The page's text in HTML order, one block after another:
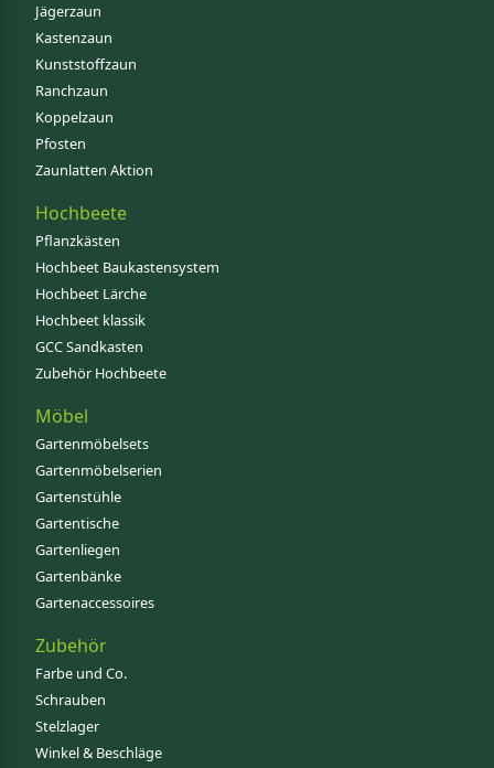
Jägerzaun
Kastenzaun
Kunststoffzaun
Ranchzaun
Koppelzaun
Pfosten
Zaunlatten Aktion
Hochbeete
Pflanzkästen
Hochbeet Baukastensystem
Hochbeet Lärche
Hochbeet klassik
GCC Sandkasten
Zubehör Hochbeete
Möbel
Gartenmöbelsets
Gartenmöbelserien
Gartenstühle
Gartentische
Gartenliegen
Gartenbänke
Gartenaccessoires
Zubehör
Farbe und Co.
Schrauben
Stelzlager
Winkel & Beschläge